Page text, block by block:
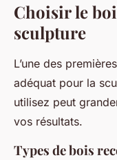
Choisir le
sculpture
L’une des
adéquat pour la
utilisez peut
vos résultats.
Types de bois